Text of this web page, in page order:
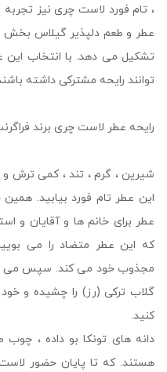
، تام فورد لاست چری نیز تجربه
عطر و طعم دلپذیر گیلاس بخش
تشکیل می ‌دهد. با انتخاب این
‌توانند رایحه مشترکی داشته
رایحه عطر لاست چری برند
شیرین ، گرم ، تند ، کمی ترش و
این عطر تام فورد بیابید.
عطر برای خانم‌ ها و آقایان و
که این عطر متضاد را می
مجذوب خود می ‌کند. سپس می
گلاب ترکی (رز) را چشیده و
کنید.
دانه‌ های تونکا بو داده ، چوب
هستند. که تا پایان حضور